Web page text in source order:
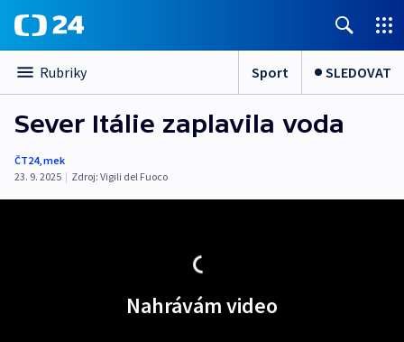
Rubriky Sport SLEDOVAT
Sever Itálie zaplavila voda
ČT24,mek
23. 9. 2025 | Zdroj: Vigili del Fuoco
Nahrávám video